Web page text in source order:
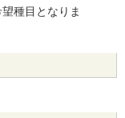
種目となりま